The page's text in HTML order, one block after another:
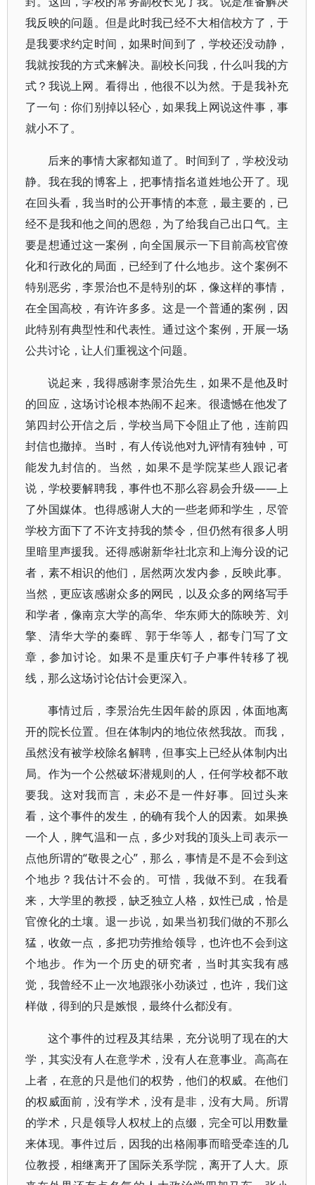
我反映的问题。但是此时我已经不大相信校方了，于
是我要求约定时间，如果时间到了，学校还没动静，
我就按我的方式来解决。副校长问我，什么叫我的方
式？我说上网。看得出，他很不以为然。于是我补充
了一句：你们别掉以轻心，如果我上网说这件事，事
就小不了。
后来的事情大家都知道了。时间到了，学校没动
静。我在我的博客上，把事情指名道姓地公开了。现
在回头看，我当时的公开事情的本意，最主要的，已
经不是我和他之间的恩怨，为了给我自己出口气。主
要是想通过这一案例，向全国展示一下目前高校官僚
化和行政化的局面，已经到了什么地步。这个案例不
特别恶劣，李景治也不是特别的坏，像这样的事情，
在全国高校，有许许多多。这是一个普通的案例，因
此特别有典型性和代表性。通过这个案例，开展一场
公共讨论，让人们重视这个问题。
说起来，我得感谢李景治先生，如果不是他及时
的回应，这场讨论根本热闹不起来。很遗憾在他发了
第四封公开信之后，学校当局下令阻止了他，连前四
封信也撤掉。当时，有人传说他对九评情有独钟，可
能发九封信的。当然，如果不是学院某些人跟记者
说，学校要解聘我，事件也不那么容易会升级——上
了外国媒体。也得感谢人大的一些老师和学生，尽管
学校方面下了不许支持我的禁令，但仍然有很多人明
里暗里声援我。还得感谢新华社北京和上海分设的记
者，素不相识的他们，居然两次发内参，反映此事。
当然，更应该感谢众多的网民，以及众多的网络写手
和学者，像南京大学的高华、华东师大的陈映芳、刘
擎、清华大学的秦晖、郭于华等人，都专门写了文
章，参加讨论。如果不是重庆钉子户事件转移了视
线，那么这场讨论估计会更深入。
事情过后，李景治先生因年龄的原因，体面地离
开的院长位置。但在体制内的地位依然我故。而我，
虽然没有被学校除名解聘，但事实上已经从体制内出
局。作为一个公然破坏潜规则的人，任何学校都不敢
要我。这对我而言，未必不是一件好事。回过头来
看，这个事件的发生，的确有我个人的因素。如果换
一个人，脾气温和一点，多少对我的顶头上司表示一
点他所谓的“敬畏之心”，那么，事情是不是不会到这
个地步？我估计不会的。可惜，我做不到。在我看
来，大学里的教授，缺乏独立人格，奴性已成，恰是
官僚化的土壤。退一步说，如果当初我们做的不那么
猛，收敛一点，多把功劳推给领导，也许也不会到这
个地步。作为一个历史的研究者，当时其实我有感
觉，我曾经不止一次地跟张小劲谈过，也许，我们这
样做，得到的只是嫉恨，最终什么都没有。
这个事件的过程及其结果，充分说明了现在的大
学，其实没有人在意学术，没有人在意事业。高高在
上者，在意的只是他们的权势，他们的权威。在他们
的权威面前，没有学术，没有是非，没有大局。所谓
的学术，只是领导人权杖上的点缀，完全可以用数量
来体现。事件过后，因我的出格闹事而暗受牵连的几
位教授，相继离开了国际关系学院，离开了人大。原